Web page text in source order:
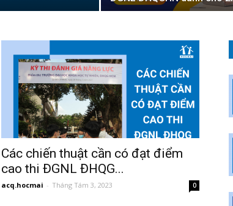
Các chiến thuật cần có đạt điểm
cao thi ĐGNL ĐHQG...
acq.hocmai - Tháng Tám 3, 2023 0